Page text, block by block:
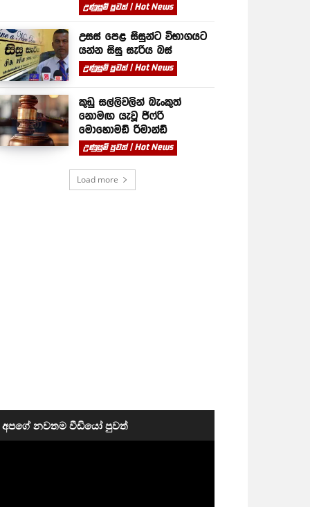
උණුසුම් පුවත් | Hot News
උසස් පෙළ සිසුන්ට විභාගයට
යන්න සිසු සැරිය බස්
උණුසුම් පුවත් | Hot News
කුඩු සල්ලිවලින් බැංකුත්
නොමඟ යැවූ ජිෆ්රි
මොහොමඩ් රිමාන්ඩ්
උණුසුම් පුවත් | Hot News
Load more
අපගේ නවතම වීඩියෝ පුවත්